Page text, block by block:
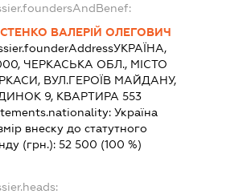
ВАЛЕРІЙ ОЛЕГОВИЧ
УКРАЇНА,
ЧЕРКАСЬКА ОБЛ., МІСТО
ВУЛ.ГЕРОЇВ МАЙДАНУ,
9, КВАРТИРА 553
Україна
внеску до статутного
(грн.): 52 500 (100 %)